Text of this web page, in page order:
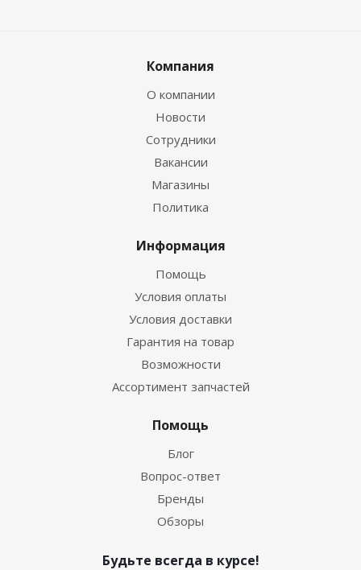
Компания
О компании
Новости
Сотрудники
Вакансии
Магазины
Политика
Информация
Помощь
Условия оплаты
Условия доставки
Гарантия на товар
Возможности
Ассортимент запчастей
Помощь
Блог
Вопрос-ответ
Бренды
Обзоры
Будьте всегда в курсе!